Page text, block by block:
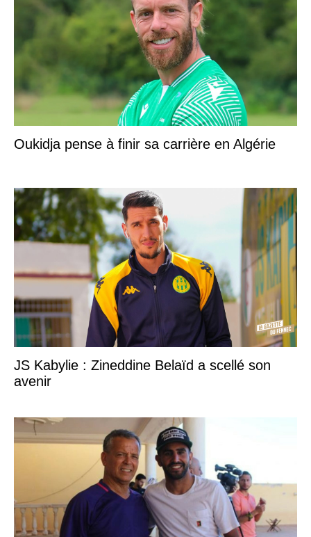
Oukidja pense à finir sa carrière en Algérie
JS Kabylie : Zineddine Belaïd a scellé son
avenir